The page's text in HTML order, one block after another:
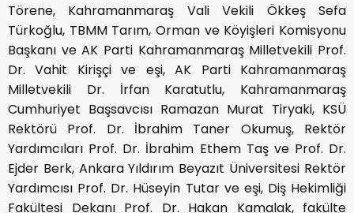
Törene, Kahramanmaraş Vali Vekili Ökkeş Sefa
Türkoğlu, TBMM Tarım, Orman ve Köyişleri Komisyonu
Başkanı ve AK Parti Kahramanmaraş Milletvekili Prof.
Dr. Vahit Kirişçi ve eşi, AK Parti Kahramanmaraş
Milletvekili Dr. İrfan Karatutlu, Kahramanmaraş
Cumhuriyet Başsavcısı Ramazan Murat Tiryaki, KSÜ
Rektörü Prof. Dr. İbrahim Taner Okumuş, Rektör
Yardımcıları Prof. Dr. İbrahim Ethem Taş ve Prof. Dr.
Ejder Berk, Ankara Yıldırım Beyazıt Üniversitesi Rektör
Yardımcısı Prof. Dr. Hüseyin Tutar ve eşi, Diş Hekimliği
Fakültesi Dekanı Prof. Dr. Hakan Kamalak, fakülte